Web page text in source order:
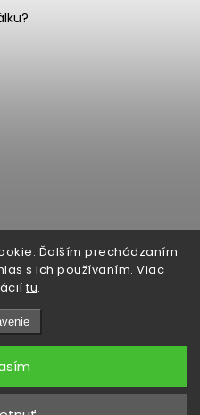
Ďalším prechádzaním
s ich používaním. Viac
tu.
. Všetky práva vyhradené.